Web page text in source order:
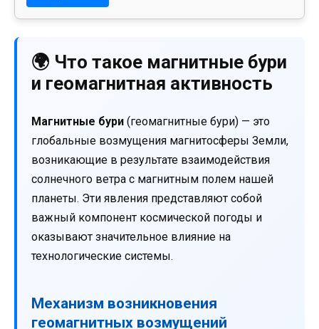
🌍 Что такое магнитные бури
и геомагнитная активность
Магнитные бури (геомагнитные бури) — это
глобальные возмущения магнитосферы Земли,
возникающие в результате взаимодействия
солнечного ветра с магнитным полем нашей
планеты. Эти явления представляют собой
важный компонент космической погоды и
оказывают значительное влияние на
технологические системы.
Механизм возникновения
геомагнитных возмущений